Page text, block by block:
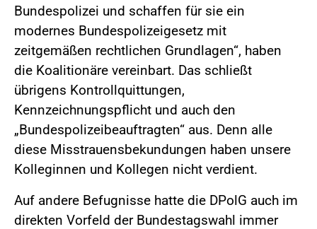
Bundespolizei und schaffen für sie ein
modernes Bundespolizeigesetz mit
zeitgemäßen rechtlichen Grundlagen“, haben
die Koalitionäre vereinbart. Das schließt
übrigens Kontrollquittungen,
Kennzeichnungspflicht und auch den
„Bundespolizeibeauftragten“ aus. Denn alle
diese Misstrauensbekundungen haben unsere
Kolleginnen und Kollegen nicht verdient.
Auf andere Befugnisse hatte die DPolG auch im
direkten Vorfeld der Bundestagswahl immer